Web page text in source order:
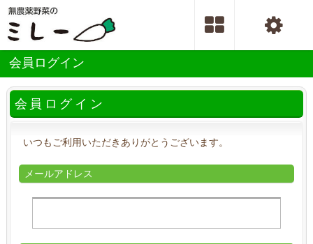
会員ログイン
会員ログイン
いつもご利用いただきありがとうございます。
メールアドレス